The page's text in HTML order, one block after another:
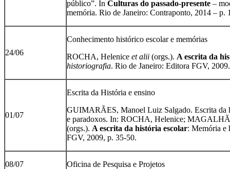
público”. In Culturas do passado-presente –
memória. Rio de Janeiro: Contraponto, 2014 – p.
24/06
Conhecimento histórico escolar e memórias
ROCHA, Helenice et alii (orgs.). A escrita da
historiografia. Rio de Janeiro: Editora FGV, 2009.
01/07
Escrita da História e ensino
GUIMARÃES, Manoel Luiz Salgado. Escrita da
e paradoxos. In: ROCHA, Helenice;
(orgs.). A escrita da história escolar: Memória e
FGV, 2009, p. 35-50.
08/07 Oficina de Pesquisa e Projetos